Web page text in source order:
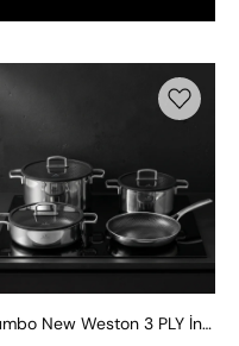
PLY
İndüksiyon
Tabanlı
Çelik
Jumbo New Weston 3 PLY İndüksiyon Tabanlı 7 Parça Çelik Tencere Seti